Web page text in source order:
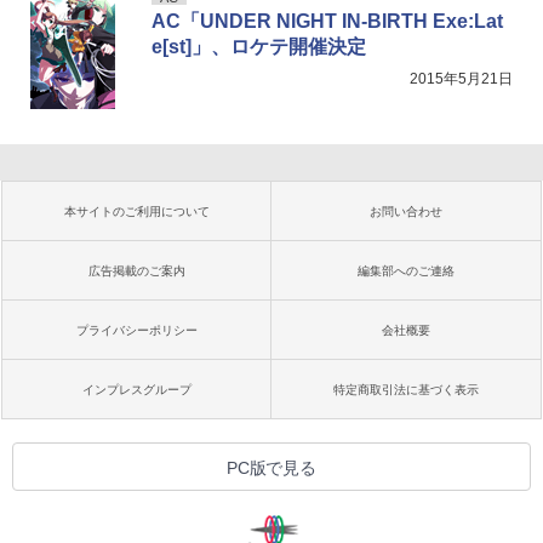
AC「UNDER NIGHT IN-BIRTH Exe:Lat
e[st]」、ロケテ開催決定
2015年5月21日
本サイトのご利用について お問い合わせ
広告掲載のご案内 編集部へのご連絡
プライバシーポリシー 会社概要
インプレスグループ 特定商取引法に基づく表示
PC版で見る